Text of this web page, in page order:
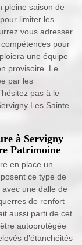
pleine saison de
limiter les
vous adresser
pour
une équipe
provisoire. Le
par les
pas à le
Les Sainte
à Servigny
Patrimoine
en place un
ce type de
une dalle de
de renfort
aussi parti de cet
autoprotégée
d’étanchéités